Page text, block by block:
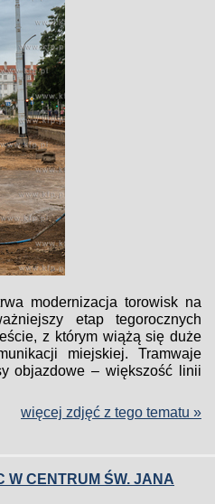
modernizacja torowisk na
etap tegorocznych
z którym wiążą się duże
miejskiej. Tramwaje
objazdowe – większość linii
więcej zdjęć z tego tematu »
CENTRUM ŚW. JANA